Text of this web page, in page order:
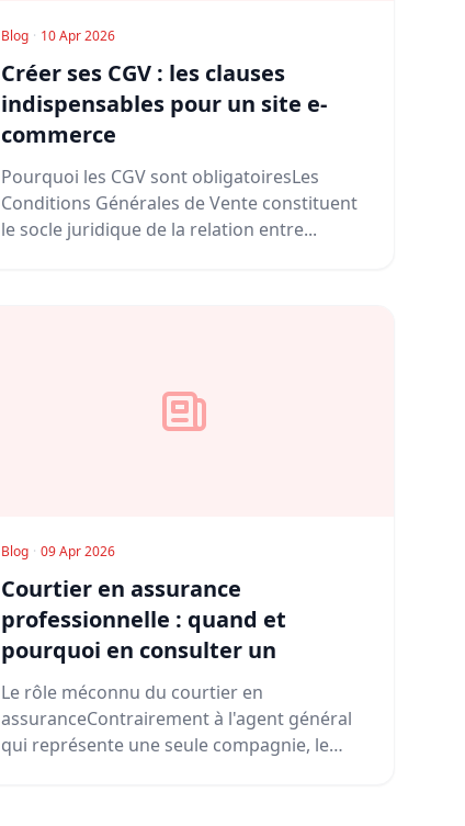
Blog · 10 Apr 2026
Créer ses CGV : les clauses
indispensables pour un site e-
commerce
Pourquoi les CGV sont obligatoiresLes
Conditions Générales de Vente constituent
le socle juridique de la relation entre...
Blog · 09 Apr 2026
Courtier en assurance
professionnelle : quand et
pourquoi en consulter un
Le rôle méconnu du courtier en
assuranceContrairement à l'agent général
qui représente une seule compagnie, le